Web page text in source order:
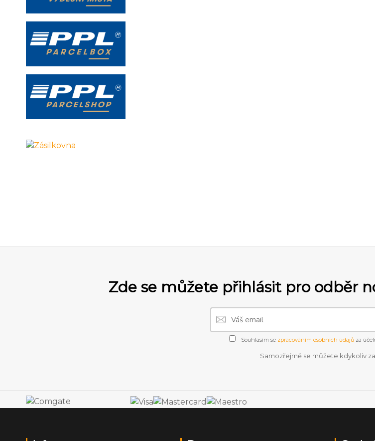
Zde se můžete přihlásit pro odběr
Souhlasím se zpracováním osobních údajůza
Samozřejmě se můžete kdykoliv